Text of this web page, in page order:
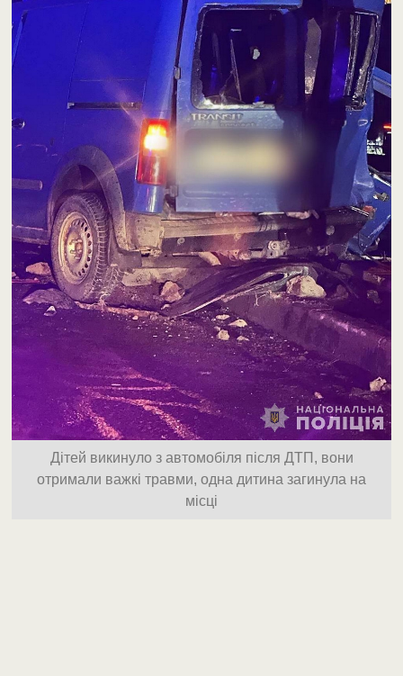
Дітей викинуло з автомобіля після ДТП, вони
отримали важкі травми, одна дитина загинула на
місці